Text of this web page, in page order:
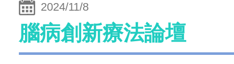
2024/11/8
腦病創新療法論壇